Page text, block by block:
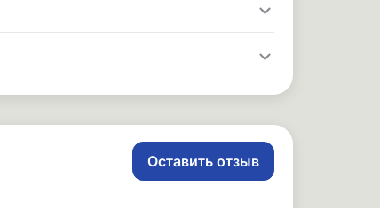
Оставить отзыв